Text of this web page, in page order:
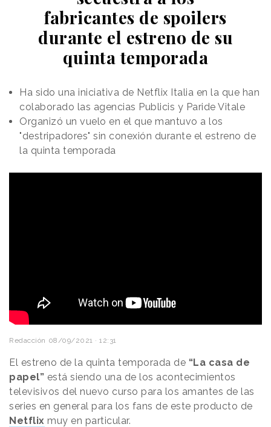
fabricantes de spoilers
durante el estreno de su
quinta temporada
Ha sido una iniciativa de Netflix Italia en la que han
colaborado las agencias Publicis y Paride Vitale
Organizó un vuelo en el que mantuvo a los
"destripadores" sin conexión durante el estreno de
la quinta temporada
Redacción 08/09/2021 · 12:31
El estreno de la quinta temporada de “La casa de
papel” está siendo una de los acontecimientos
televisivos del nuevo curso para los amantes de las
series en general para los fans de este producto de
Netflix muy en particular.